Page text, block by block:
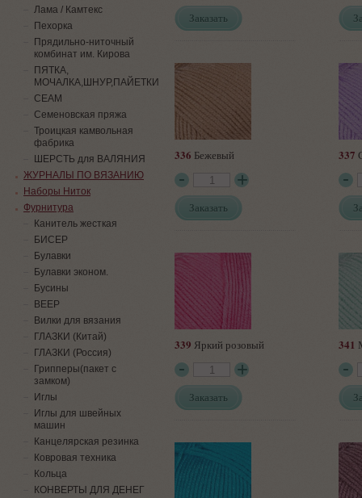
Заказать
336 Бежевый
Заказать
337
339 Яркий розовый
Заказать
341
Лама / Камтекс
Пехорка
Прядильно-ниточный
комбинат им. Кирова
ПЯТКА,
МОЧАЛКА,ШНУР,ПАЙЕТКИ
СЕАМ
Семеновская пряжа
Троицкая камвольная
фабрика
ШЕРСТЬ для ВАЛЯНИЯ
ЖУРНАЛЫ ПО ВЯЗАНИЮ
Наборы Ниток
Фурнитура
Канитель жесткая
БИСЕР
Булавки
Булавки эконом.
Бусины
ВЕЕР
Вилки для вязания
ГЛАЗКИ (Китай)
ГЛАЗКИ (Россия)
Грипперы(пакет с
замком)
Иглы
Иглы для швейных
машин
Канцелярская резинка
Ковровая техника
Кольца
КОНВЕРТЫ ДЛЯ ДЕНЕГ